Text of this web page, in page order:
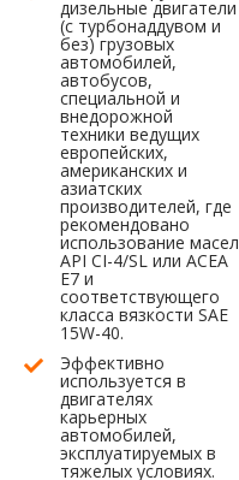
дизельные двигатели
(с турбонаддувом и
без) грузовых
автомобилей,
автобусов,
специальной и
внедорожной
техники ведущих
европейских,
американских и
азиатских
производителей, где
рекомендовано
использование масел
API CI-4/SL или ACEA
E7 и
соответствующего
класса вязкости SAE
15W-40.
Эффективно
используется в
двигателях
карьерных
автомобилей,
эксплуатируемых в
тяжелых условиях.